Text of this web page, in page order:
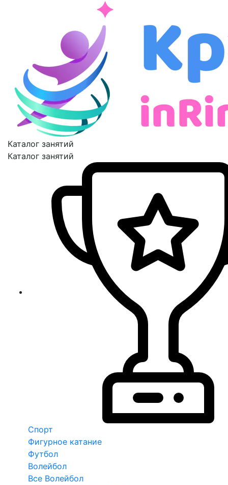
Каталог занятий
Каталог занятий
Спорт
Фигурное катание
Футбол
Волейбол
Все Волейбол